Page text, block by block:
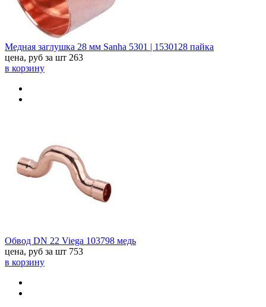
Медная заглушка 28 мм Sanha 5301 | 1530128 пайка
цена, руб за шт 263
в корзину
Обвод DN 22 Viega 103798 медь
цена, руб за шт 753
в корзину